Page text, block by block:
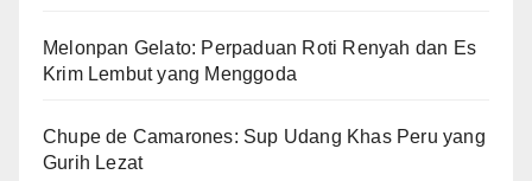
Melonpan Gelato: Perpaduan Roti Renyah dan Es
Krim Lembut yang Menggoda
Chupe de Camarones: Sup Udang Khas Peru yang
Gurih Lezat